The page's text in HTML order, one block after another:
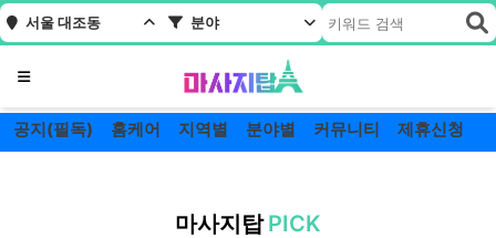
서울 대조동 분야
메뉴
공지(필독) 홈케어 지역별 분야별 커뮤니티 제휴신청
마사지탑 PICK